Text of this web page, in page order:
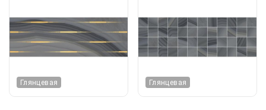
Глянцевая Глянцевая